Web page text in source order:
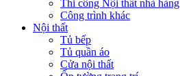
Thi công Nội thất nhà hàng
Công trình khác
Nội thất
Tủ bếp
Tủ quần áo
Cửa nội thất